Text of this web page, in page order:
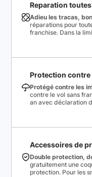
Reparation
Adieu les tracas,
réparations pour
franchise. Dans la
Protection contre
Protégé contre les
contre le vol sans
an avec déclaration
Accessoires de
Double protection,
gratuitement une
protection. Pour les